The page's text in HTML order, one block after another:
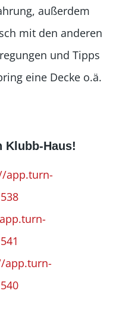
außerdem
mit den anderen
und Tipps
eine Decke o.ä.
Klubb-Haus!
app.turn-
app.turn-